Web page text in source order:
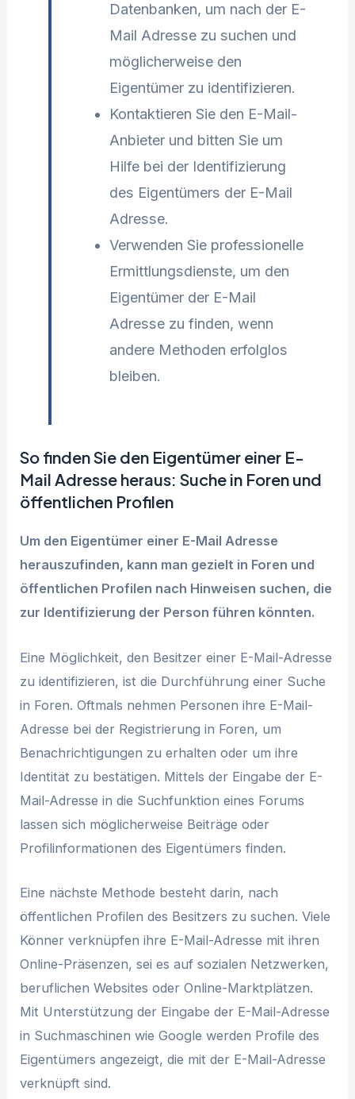
Datenbanken, um nach der E-
Mail Adresse zu suchen und
möglicherweise den
Eigentümer zu identifizieren.
Kontaktieren Sie den E-Mail-
Anbieter und bitten Sie um
Hilfe bei der Identifizierung
des Eigentümers der E-Mail
Adresse.
Verwenden Sie professionelle
Ermittlungsdienste, um den
Eigentümer der E-Mail
Adresse zu finden, wenn
andere Methoden erfolglos
bleiben.
So finden Sie den Eigentümer einer E-
Mail Adresse heraus: Suche in Foren und
öffentlichen Profilen
Um den Eigentümer einer E-Mail Adresse
herauszufinden, kann man gezielt in Foren und
öffentlichen Profilen nach Hinweisen suchen, die
zur Identifizierung der Person führen könnten.
Eine Möglichkeit, den Besitzer einer E-Mail-Adresse
zu identifizieren, ist die Durchführung einer Suche
in Foren. Oftmals nehmen Personen ihre E-Mail-
Adresse bei der Registrierung in Foren, um
Benachrichtigungen zu erhalten oder um ihre
Identität zu bestätigen. Mittels der Eingabe der E-
Mail-Adresse in die Suchfunktion eines Forums
lassen sich möglicherweise Beiträge oder
Profilinformationen des Eigentümers finden.
Eine nächste Methode besteht darin, nach
öffentlichen Profilen des Besitzers zu suchen. Viele
Könner verknüpfen ihre E-Mail-Adresse mit ihren
Online-Präsenzen, sei es auf sozialen Netzwerken,
beruflichen Websites oder Online-Marktplätzen.
Mit Unterstützung der Eingabe der E-Mail-Adresse
in Suchmaschinen wie Google werden Profile des
Eigentümers angezeigt, die mit der E-Mail-Adresse
verknüpft sind.